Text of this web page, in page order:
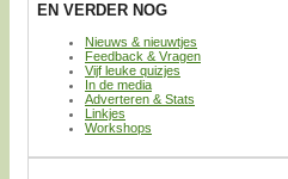
EN VERDER NOG
Nieuws & nieuwtjes
Feedback & Vragen
Vijf leuke quizjes
In de media
Adverteren & Stats
Linkjes
Workshops